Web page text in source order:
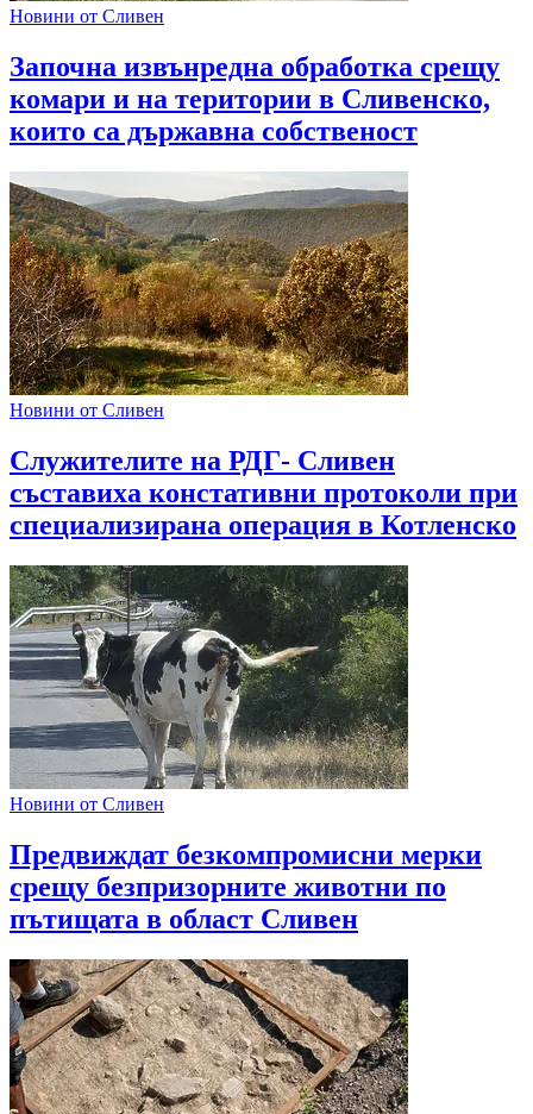
Новини от Сливен
Започна извънредна обработка срещу
комари и на територии в Сливенско,
които са държавна собственост
Новини от Сливен
Служителите на РДГ- Сливен
съставиха констативни протоколи при
специализирана операция в Котленско
Новини от Сливен
Предвиждат безкомпромисни мерки
срещу безпризорните животни по
пътищата в област Сливен